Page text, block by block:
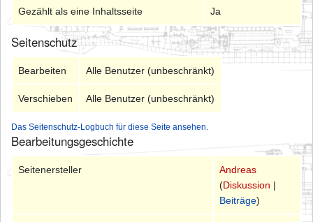
Gezählt als eine Inhaltsseite Ja
Seitenschutz
Bearbeiten Alle Benutzer (unbeschränkt)
Verschieben Alle Benutzer (unbeschränkt)
Das Seitenschutz-Logbuch für diese Seite ansehen.
Bearbeitungsgeschichte
Seitenersteller
Andreas
(Diskussion |
Beiträge)